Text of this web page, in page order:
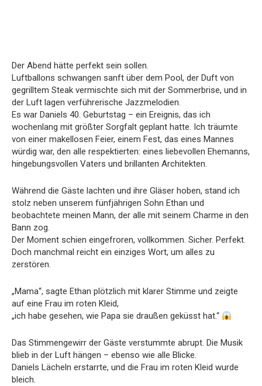
Der Abend hätte perfekt sein sollen.
Luftballons schwangen sanft über dem Pool, der Duft von
gegrilltem Steak vermischte sich mit der Sommerbrise, und in
der Luft lagen verführerische Jazzmelodien.
Es war Daniels 40. Geburtstag – ein Ereignis, das ich
wochenlang mit größter Sorgfalt geplant hatte. Ich träumte
von einer makellosen Feier, einem Fest, das eines Mannes
würdig war, den alle respektierten: eines liebevollen Ehemanns,
hingebungsvollen Vaters und brillanten Architekten.
Während die Gäste lachten und ihre Gläser hoben, stand ich
stolz neben unserem fünfjährigen Sohn Ethan und
beobachtete meinen Mann, der alle mit seinem Charme in den
Bann zog.
Der Moment schien eingefroren, vollkommen. Sicher. Perfekt.
Doch manchmal reicht ein einziges Wort, um alles zu
zerstören.
„Mama“, sagte Ethan plötzlich mit klarer Stimme und zeigte
auf eine Frau im roten Kleid,
„ich habe gesehen, wie Papa sie draußen geküsst hat.“
Das Stimmengewirr der Gäste verstummte abrupt. Die Musik
blieb in der Luft hängen – ebenso wie alle Blicke.
Daniels Lächeln erstarrte, und die Frau im roten Kleid wurde
bleich.